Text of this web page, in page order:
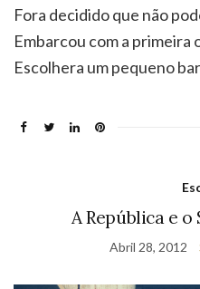
Fora decidido que não
Embarcou com a primeira
Escolhera um pequeno
A República e
Abril 28, 2012